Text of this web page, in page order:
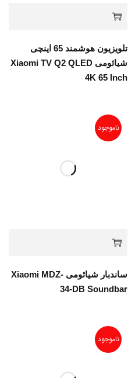
تلویزیون هوشمند 65 اینچی
شیائومی Xiaomi TV Q2 QLED
4K 65 Inch
ناموجود
ساندبار شیائومی Xiaomi MDZ-
34-DB Soundbar
ناموجود